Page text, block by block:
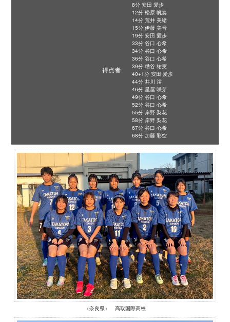
得点者
8分 安田 愛歩
12分 松原 帆奏
14分 荒井 美緒
15分 伊藤 美音
19分 安田 愛歩
33分 谷口 心希
34分 谷口 心希
36分 谷口 心希
39分 糟谷 祐実
40+1分 安田 愛歩
44分 井川 澪
46分 星屋 咲芽
49分 谷口 心希
52分 谷口 心希
55分 岸野 梨花
58分 岸野 梨花
67分 谷口 心希
68分 加藤 彩空
（奈良県） 高取国際高校